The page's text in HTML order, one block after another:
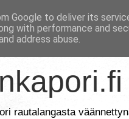
rautalangasta
Google to deliver its
with performance and
address abuse.